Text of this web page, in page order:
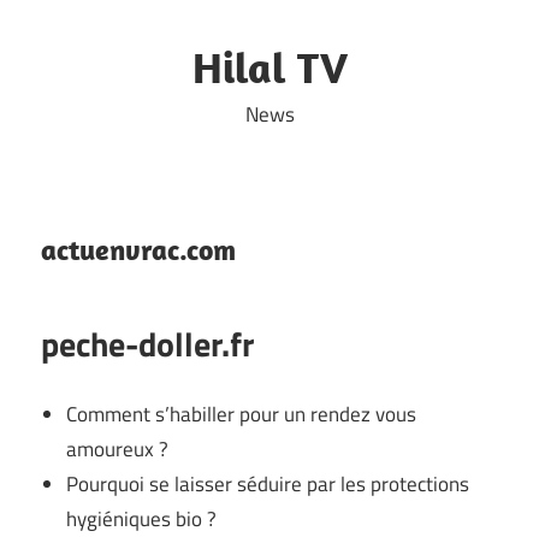
Hilal TV
News
actuenvrac.com
peche-doller.fr
Comment s’habiller pour un rendez vous
amoureux ?
Pourquoi se laisser séduire par les protections
hygiéniques bio ?